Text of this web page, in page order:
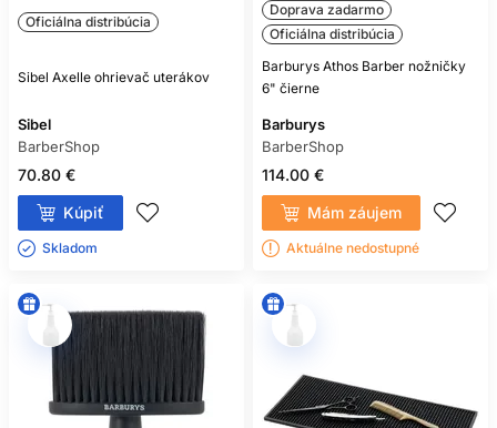
Oficiálna distribúcia
Sibel Axelle ohrievač uterákov
Sibel
BarberShop
70.80 €
Kúpiť
Skladom ㅤ
Doprava zadarmo
Oficiálna distribúcia
Barburys Athos Barber nožničky
6" čierne
Barburys
BarberShop
114.00 €
Mám záujem
Aktuálne nedostupné